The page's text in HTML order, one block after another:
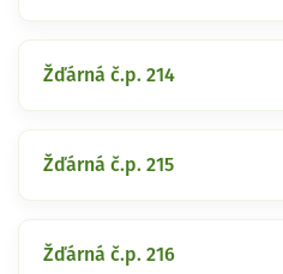
Žďárná č.p. 214
Žďárná č.p. 215
Žďárná č.p. 216